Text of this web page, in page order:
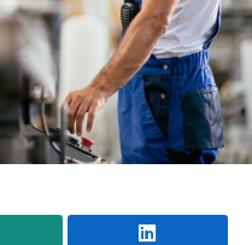
WhatsApp